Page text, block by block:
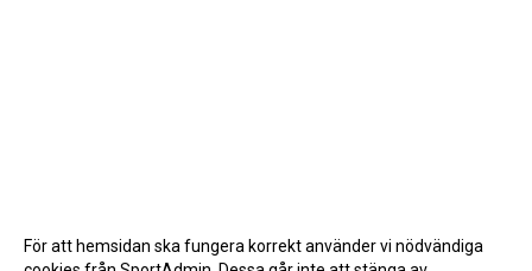
För att hemsidan ska fungera korrekt använder vi nödvändiga